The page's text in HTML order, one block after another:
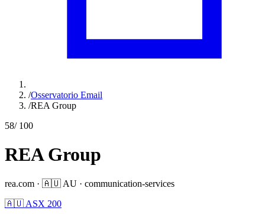
/Osservatorio Email
/REA Group
58/ 100
REA Group
rea.com · 🇦🇺 AU · communication-services
🇦🇺 ASX 200